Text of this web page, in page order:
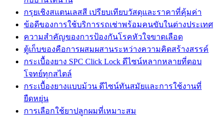
กรุยเชิงสแตนเลสสี เปรียบเทียบวัสดุและราคาที่คุ้มค่า
ข้อดีของการใช้บริการรถเช่าพร้อมคนขับในต่างประเทศ
ความสำคัญของการป้องกันโรคหัวใจขาดเลือด
ตู้เก็บของคือการผสมผสานระหว่างความคิดสร้างสรรค์
กระเบื้องยาง SPC Click Lock ดีไซน์หลากหลายที่ตอบ
โจทย์ทุกสไตล์
กระเบื้องยางแบบม้วน ดีไซน์ทันสมัยและการใช้งานที่
ยืดหยุ่น
การเลือกใช้ยาปลูกผมที่เหมาะสม